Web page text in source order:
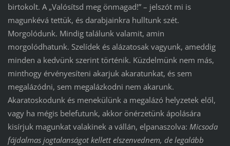
birtokolt. A „Valósítsd meg önmagad!” – jelszót mi is
magunkévá tettük, és darabjainkra hulltunk szét.
Morgolódunk. Mindig találunk valamit, amin
morgolódhatunk. Szelídek és alázatosak vagyunk, ameddig
minden a kedvünk szerint történik. Küzdelmünk nem más,
minthogy érvényesíteni akarjuk akaratunkat, és sem
megalázódni, sem megalázkodni nem akarunk.
Akaratoskodunk és menekülünk a megalázó helyzetek elől,
vagy ha mégis belefutunk, akkor önérzetünk ápolására
kisírjuk magunkat valakinek a vállán, elpanaszolva: Micsoda
fájdalmas jogtalanságot kellett elszenvednem, de legalább